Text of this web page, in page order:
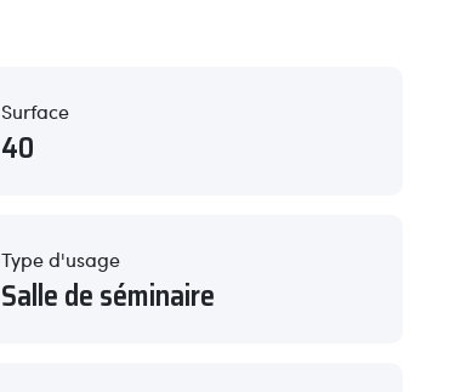
Surface
40
Type d'usage
Salle de séminaire